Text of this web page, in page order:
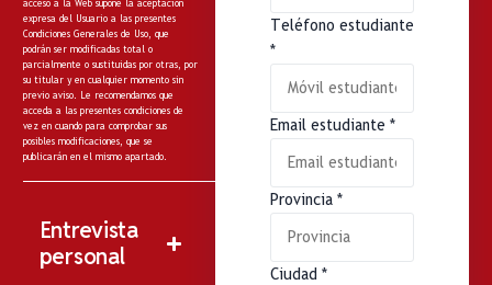
acceso a la Web supone la aceptación
expresa del Usuario a las presentes
Condiciones Generales de Uso, que
podrán ser modificadas total o
parcialmente o sustituidas por otras, por
su titular y en cualquier momento sin
previo aviso. Le recomendamos que
acceda a las presentes condiciones de
vez en cuando para comprobar sus
posibles modificaciones, que se
publicarán en el mismo apartado.
Entrevista
personal
Teléfono estudiante
*
Email estudiante *
Provincia *
Ciudad *